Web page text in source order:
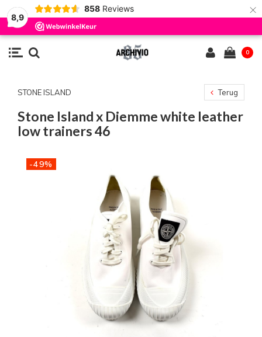
8,9
858 Reviews ×
0
STONE ISLAND Terug
Stone Island x Diemme white leather
low trainers 46
-49%